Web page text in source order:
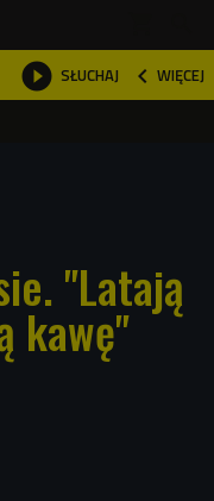
 SŁUCHAJ  WIĘCEJ

"Latają
kawę"